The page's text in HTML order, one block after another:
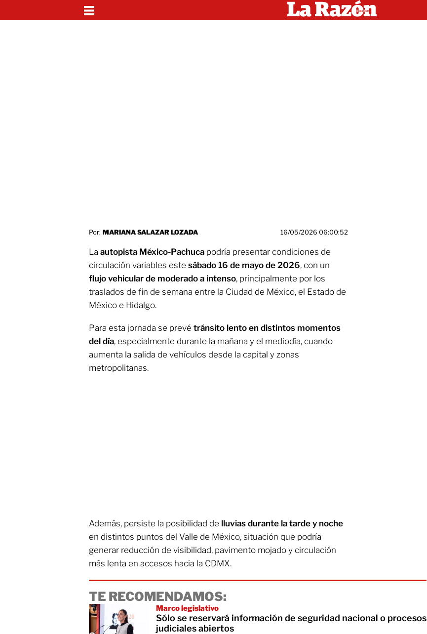
Por: MARIANA SALAZAR LOZADA 16/05/2026 06:00:52
La autopista México-Pachuca podría presentar condiciones de
circulación variables este sábado 16 de mayo de 2026, con un
flujo vehicular de moderado a intenso, principalmente por los
traslados de fin de semana entre la Ciudad de México, el Estado de
México e Hidalgo.
Para esta jornada se prevé tránsito lento en distintos momentos
del día, especialmente durante la mañana y el mediodía, cuando
aumenta la salida de vehículos desde la capital y zonas
metropolitanas.
Además, persiste la posibilidad de lluvias durante la tarde y noche
en distintos puntos del Valle de México, situación que podría
generar reducción de visibilidad, pavimento mojado y circulación
más lenta en accesos hacia la CDMX.
TE RECOMENDAMOS:
Marco legislativo
Sólo se reservará información de seguridad nacional o procesos
judiciales abiertos